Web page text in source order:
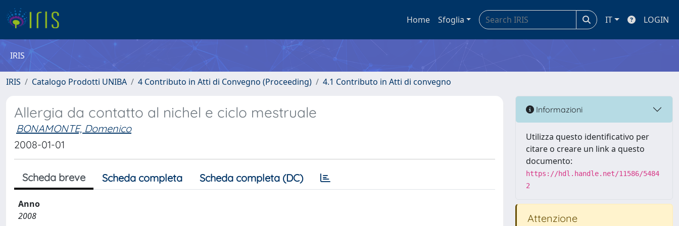
Home Sfoglia IT LOGIN
IRIS
IRIS Catalogo Prodotti UNIBA 4 Contributo in Atti di Convegno (Proceeding) 4.1 Contributo in Atti di convegno
Allergia da contatto al nichel e ciclo mestruale
BONAMONTE, Domenico
2008-01-01
Scheda breve Scheda completa Scheda completa (DC)
Anno
2008
Informazioni
Utilizza questo identificativo per
citare o creare un link a questo
documento:
https://hdl.handle.net/11586/5484
2
Attenzione